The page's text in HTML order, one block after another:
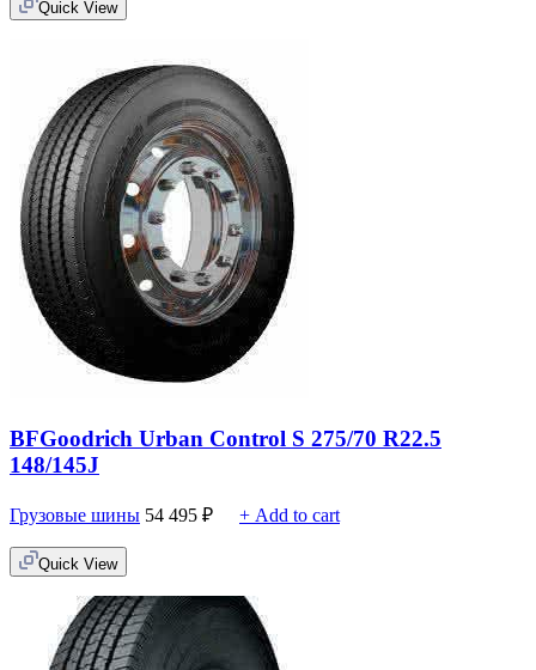
Quick View
BFGoodrich Urban Control S 275/70 R22.5
148/145J
Грузовые шины 54 495 ₽ + Add to cart
Quick View